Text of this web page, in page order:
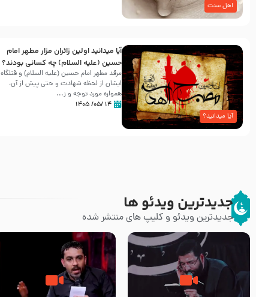
اهل سنت
آیا میدانید؟
آیا میدانید اولین زائران مزار مطهر امام
حسین (علیه السلام) چه کسانی بودند؟
مرقد مطهر امام حسین (علیه السلام) و قتلگاه
ایشان از لحظه شهادت و حتی پیش از آن،
همواره مورد توجه و ز...
۱۴ /۰۵/ ۱۴۰۵
جدیدترین ویدئو ها
جدیدترین ویدئو و کلیپ های منتشر شده